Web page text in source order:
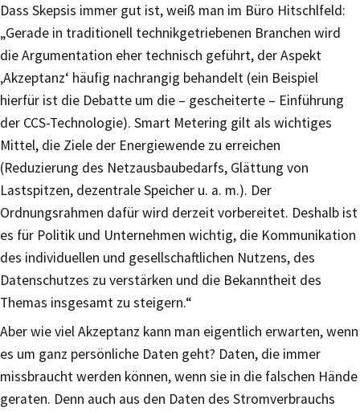
Dass Skepsis immer gut ist, weiß man im Büro Hitschlfeld:
„Gerade in traditionell technikgetriebenen Branchen wird
die Argumentation eher technisch geführt, der Aspekt
‚Akzeptanz‘ häufig nachrangig behandelt (ein Beispiel
hierfür ist die Debatte um die – gescheiterte – Einführung
der CCS-Technologie). Smart Metering gilt als wichtiges
Mittel, die Ziele der Energiewende zu erreichen
(Reduzierung des Netzausbaubedarfs, Glättung von
Lastspitzen, dezentrale Speicher u. a. m.). Der
Ordnungsrahmen dafür wird derzeit vorbereitet. Deshalb ist
es für Politik und Unternehmen wichtig, die Kommunikation
des individuellen und gesellschaftlichen Nutzens, des
Datenschutzes zu verstärken und die Bekanntheit des
Themas insgesamt zu steigern.“
Aber wie viel Akzeptanz kann man eigentlich erwarten, wenn
es um ganz persönliche Daten geht? Daten, die immer
missbraucht werden können, wenn sie in die falschen Hände
geraten. Denn auch aus den Daten des Stromverbrauchs